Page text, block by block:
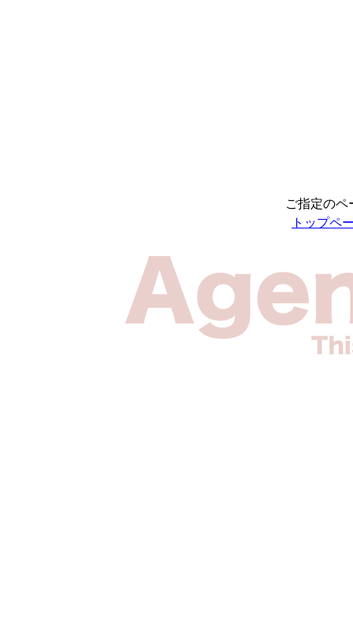
ご指定のペ
トップペ